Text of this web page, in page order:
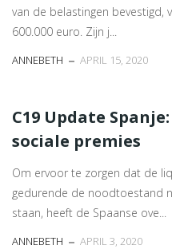
van de belastingen
600.000 euro. Zijn j...
ANNEBETH APRIL 15, 2020
C19 Update
sociale premies
Om ervoor te zorgen dat de
gedurende de noodtoestand
staan, heeft de Spaanse ove...
ANNEBETH APRIL 3, 2020